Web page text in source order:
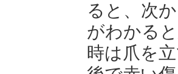
ると、次
がわかる
時は爪を